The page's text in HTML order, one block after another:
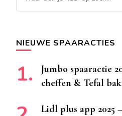
zoek
NIEUWE SPAARACTIES
Jumbo spaaractie
cheffen & Tefal
Lidl plus app 2025